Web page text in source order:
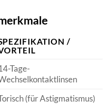
/
Tage-
(für Astigmatismus)